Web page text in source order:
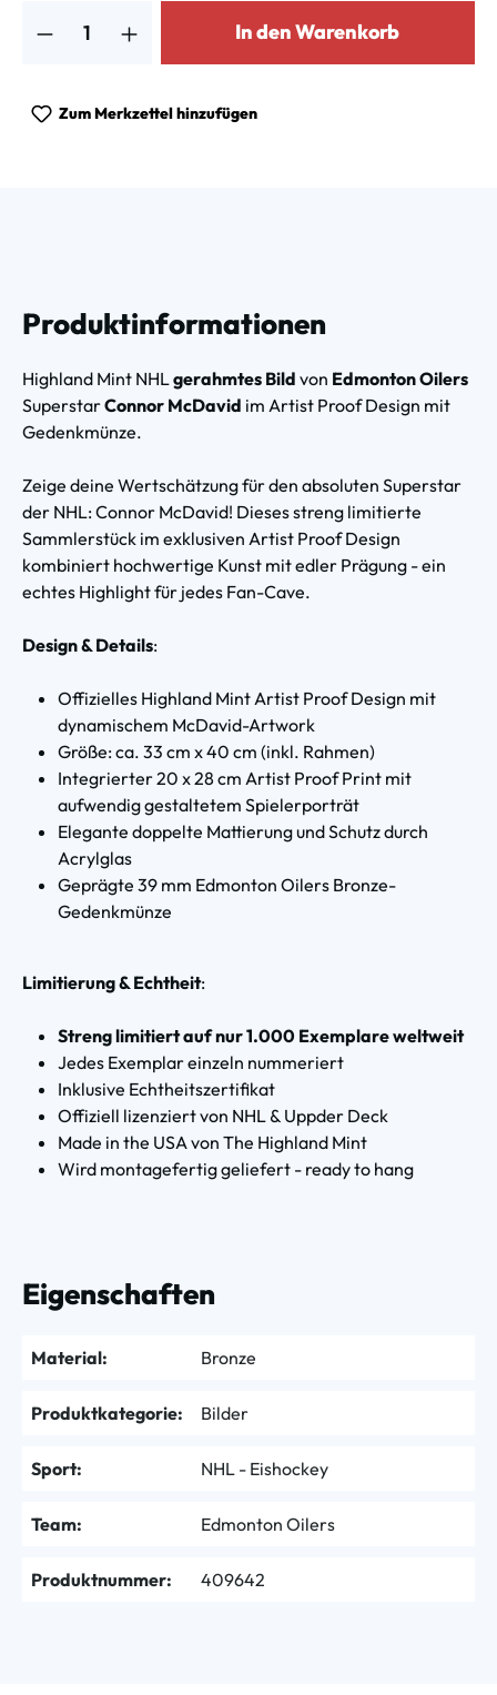
In den Warenkorb
Zum Merkzettel hinzufügen
Produktinformationen
Highland Mint NHLgerahmtes Bild von Edmonton Oilers
SuperstarConnor McDavid im Artist Proof Design mit
Gedenkmünze.
Zeige deine Wertschätzung für den absoluten Superstar
der NHL: Connor McDavid! Dieses streng limitierte
Sammlerstück im exklusiven Artist Proof Design
kombiniert hochwertige Kunst mit edler Prägung - ein
echtes Highlight für jedes Fan-Cave.
Design & Details:
Offizielles Highland Mint Artist Proof Design mit
dynamischem McDavid-Artwork
Größe: ca. 33 cm x 40 cm (inkl. Rahmen)
Integrierter 20 x 28 cm Artist Proof Print mit
aufwendig gestaltetem Spielerporträt
Elegante doppelte Mattierung und Schutz durch
Acrylglas
Geprägte 39 mm Edmonton Oilers Bronze-
Gedenkmünze
Limitierung & Echtheit:
Streng limitiert auf nur 1.000 Exemplare weltweit
Jedes Exemplar einzeln nummeriert
Inklusive Echtheitszertifikat
Offiziell lizenziert von NHL & Uppder Deck
Made in the USA von The Highland Mint
Wird montagefertig geliefert - ready to hang
Eigenschaften
Material: Bronze
Produktkategorie: Bilder
Sport: NHL - Eishockey
Team: Edmonton Oilers
Produktnummer: 409642